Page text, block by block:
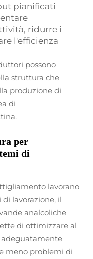
pianificati
ridurre i
l'efficienza
possono
struttura che
produzione di
di
per
di
lavorano
lavorazione, il
analcoliche
di ottimizzare al
adeguatamente
meno problemi di